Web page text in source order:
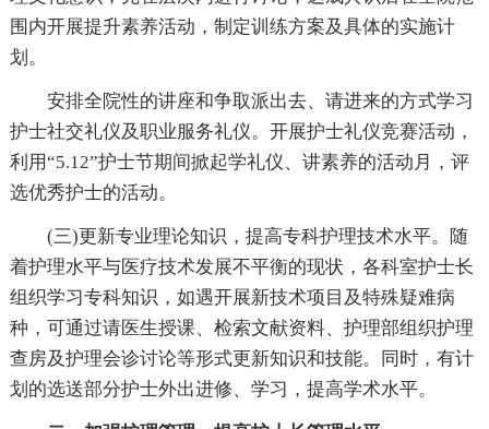
围内开展提升素养活动，制定训练方案及具体的实施计
划。
安排全院性的讲座和争取派出去、请进来的方式学习
护士社交礼仪及职业服务礼仪。开展护士礼仪竞赛活动，
利用“5.12”护士节期间掀起学礼仪、讲素养的活动月，评
选优秀护士的活动。
(三)更新专业理论知识，提高专科护理技术水平。随
着护理水平与医疗技术发展不平衡的现状，各科室护士长
组织学习专科知识，如遇开展新技术项目及特殊疑难病
种，可通过请医生授课、检索文献资料、护理部组织护理
查房及护理会诊讨论等形式更新知识和技能。同时，有计
划的选送部分护士外出进修、学习，提高学术水平。